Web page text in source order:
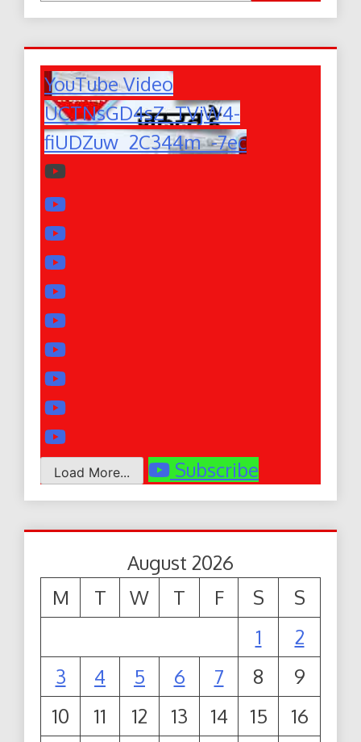
YouTube Video
UCTNsGD4sZ_TVjW4-
fiUDZuw_2C344m_-7ec
Load More... Subscribe
August 2026
M
T W T F S
S
1
2
3
4 5 6 7 8
9
10
11 12 13 14 15
16